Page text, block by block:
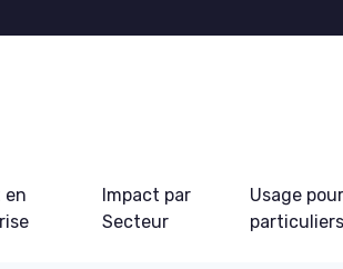
en
Impact par
Secteur
Usage
particuliers